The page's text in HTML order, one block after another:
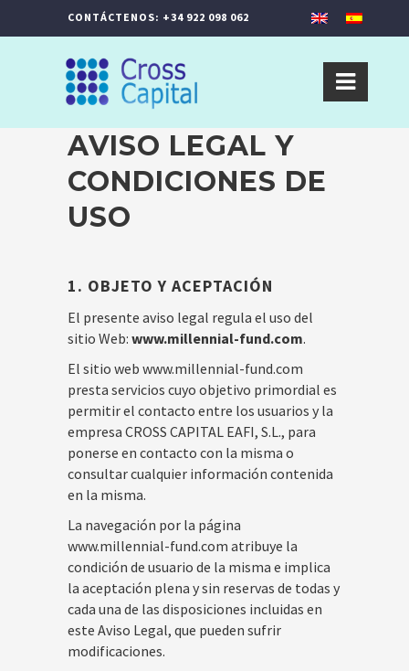
CONTÁCTENOS: +34 922 098 062
AVISO LEGAL Y
CONDICIONES DE
USO
1. OBJETO Y ACEPTACIÓN
El presente aviso legal regula el uso del
sitio Web: www.millennial-fund.com.
El sitio web www.millennial-fund.com
presta servicios cuyo objetivo primordial es
permitir el contacto entre los usuarios y la
empresa CROSS CAPITAL EAFI, S.L., para
ponerse en contacto con la misma o
consultar cualquier información contenida
en la misma.
La navegación por la página
www.millennial-fund.com atribuye la
condición de usuario de la misma e implica
la aceptación plena y sin reservas de todas y
cada una de las disposiciones incluidas en
este Aviso Legal, que pueden sufrir
modificaciones.